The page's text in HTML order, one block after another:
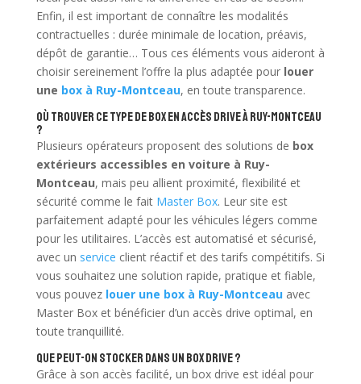
Enfin, il est important de connaître les modalités
contractuelles : durée minimale de location, préavis,
dépôt de garantie… Tous ces éléments vous aideront à
choisir sereinement l’offre la plus adaptée pour louer
une box à Ruy-Montceau, en toute transparence.
Où trouver ce type de box en accès drive à Ruy-Montceau
?
Plusieurs opérateurs proposent des solutions de box
extérieurs accessibles en voiture à Ruy-
Montceau, mais peu allient proximité, flexibilité et
sécurité comme le fait Master Box. Leur site est
parfaitement adapté pour les véhicules légers comme
pour les utilitaires. L’accès est automatisé et sécurisé,
avec un service client réactif et des tarifs compétitifs. Si
vous souhaitez une solution rapide, pratique et fiable,
vous pouvez louer une box à Ruy-Montceauavec
Master Box et bénéficier d’un accès drive optimal, en
toute tranquillité.
Que peut-on stocker dans un box drive ?
Grâce à son accès facilité, un box drive est idéal pour